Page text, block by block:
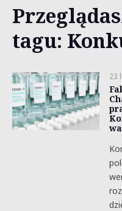
tagu:
23